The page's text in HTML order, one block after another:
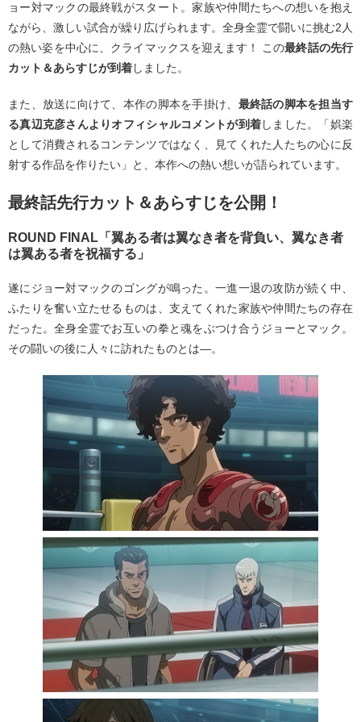
ョー対マックの最終戦がスタート。家族や仲間たちへの想いを抱え
ながら、激しい試合が繰り広げられます。全身全霊で闘いに挑む2人
の熱い姿を中心に、クライマックスを迎えます！ この最終話の先行
カット＆あらすじが到着しました。
また、放送に向けて、本作の脚本を手掛け、 最終話の脚本を担当す
る真辺克彦さんよりオフィシャルコメントが到着しました。「娯楽
として消費されるコンテンツではなく、見てくれた人たちの心に反
射する作品を作りたい」と、本作への熱い想いが語られています。
最終話先行カット＆あらすじを公開！
ROUND FINAL「翼ある者は翼なき者を背負い、翼なき者
は翼ある者を祝福する」
遂にジョー対マックのゴングが鳴った。一進一退の攻防が続く中、
ふたりを奮い立たせるものは、支えてくれた家族や仲間たちの存在
だった。全身全霊でお互いの拳と魂をぶつけ合うジョーとマック。
その闘いの後に人々に訪れたものとは―。